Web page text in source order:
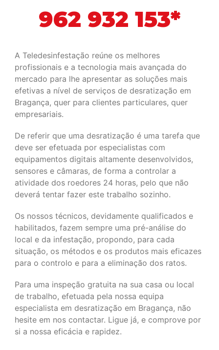
962 932 153*
A Teledesinfestação reúne os melhores
profissionais e a tecnologia mais avançada do
mercado para lhe apresentar as soluções mais
efetivas a nível de serviços de desratização em
Bragança, quer para clientes particulares, quer
empresariais.
De referir que uma desratização é uma tarefa que
deve ser efetuada por especialistas com
equipamentos digitais altamente desenvolvidos,
sensores e câmaras, de forma a controlar a
atividade dos roedores 24 horas, pelo que não
deverá tentar fazer este trabalho sozinho.
Os nossos técnicos, devidamente qualificados e
habilitados, fazem sempre uma pré-análise do
local e da infestação, propondo, para cada
situação, os métodos e os produtos mais eficazes
para o controlo e para a eliminação dos ratos.
Para uma inspeção gratuita na sua casa ou local
de trabalho, efetuada pela nossa equipa
especialista em desratização em Bragança, não
hesite em nos contactar. Ligue já, e comprove por
si a nossa eficácia e rapidez.